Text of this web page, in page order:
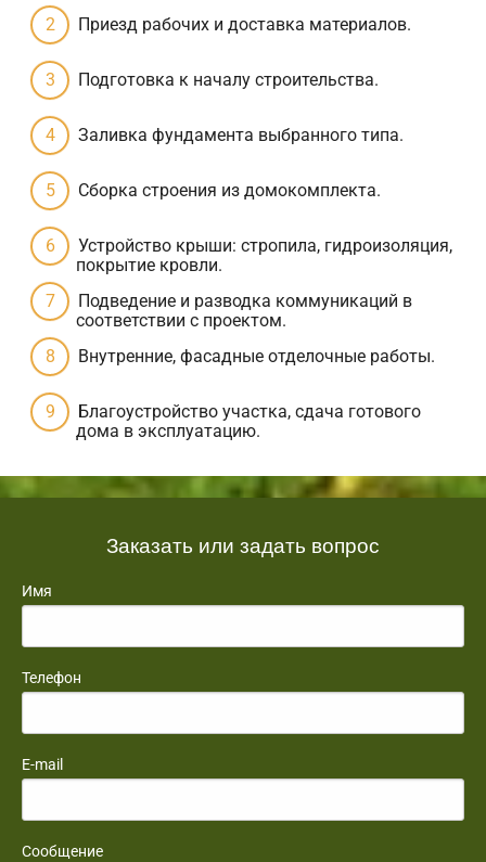
Приезд рабочих и доставка материалов.
Подготовка к началу строительства.
Заливка фундамента выбранного типа.
Сборка строения из домокомплекта.
Устройство крыши: стропила, гидроизоляция,
покрытие кровли.
Подведение и разводка коммуникаций в
соответствии с проектом.
Внутренние, фасадные отделочные работы.
Благоустройство участка, сдача готового
дома в эксплуатацию.
Заказать или задать вопрос
Имя
Телефон
E-mail
Сообщение